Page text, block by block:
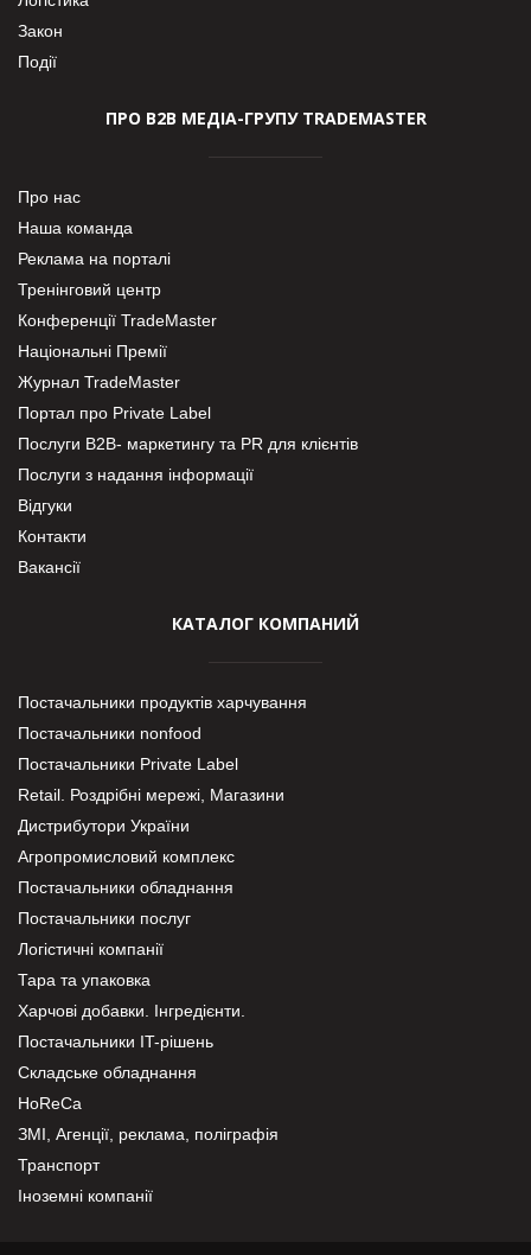
Закон
Події
ПРО В2В МЕДІА-ГРУПУ TRADEMASTER
Про нас
Наша команда
Реклама на порталі
Тренінговий центр
Конференції TradeMaster
Національні Премії
Журнал TradeMaster
Портал про Private Label
Послуги В2В- маркетингу та PR для клієнтів
Послуги з надання інформації
Відгуки
Контакти
Вакансії
КАТАЛОГ КОМПАНИЙ
Постачальники продуктів харчування
Постачальники nonfood
Постачальники Private Label
Retail. Роздрібні мережі, Магазини
Дистрибутори України
Агропромисловий комплекс
Постачальники обладнання
Постачальники послуг
Логістичні компанії
Тара та упаковка
Харчові добавки. Інгредієнти.
Постачальники IT-рішень
Складське обладнання
HoReCa
ЗМІ, Агенції, реклама, поліграфія
Транспорт
Іноземні компанії